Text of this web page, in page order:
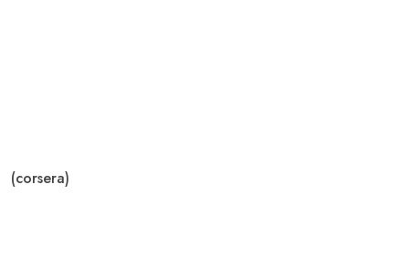
(corsera)